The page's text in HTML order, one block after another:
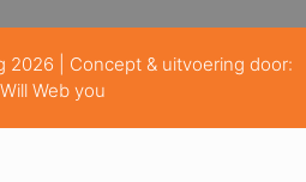
| Concept & uitvoering door:
Web you